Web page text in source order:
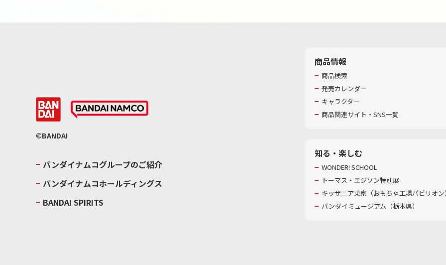
©BANDAI
バンダイナムコグループのご紹介
バンダイナムコホールディングス
BANDAI SPIRITS
商品情報
商品検索
発売カレンダー
キャラクター
商品関連サイト・SNS一覧
知る・楽しむ
WONDER! SCHOOL
トーマス・エジソン特別展
キッザニア東京（おもちゃ工場パビリオ
バンダイミュージアム（栃木県）